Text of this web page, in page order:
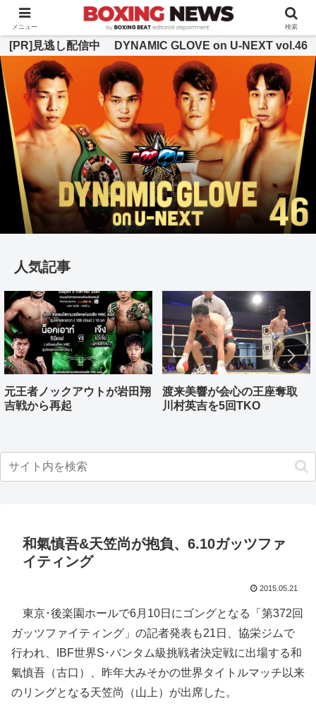
BOXING BEAT [ボクシング・ビート] 公式サイト
[PR]見逃し配信中 DYNAMIC GLOVE on U-NEXT vol.46
人気記事
元王者ノックアウトが岩田翔
吉戦から再起
渡来美響が会心の王座奪取
川村英吉を5回TKO
和氣慎吾&天笠尚が抱負、6.10ガッツファ
イティング
2015.05.21
東京･後楽園ホールで6月10日にゴングとなる「第372回
ガッツファイティング」の記者発表も21日、協栄ジムで
行われ、IBF世界S･バンタム級挑戦者決定戦に出場する和
氣慎吾（古口）、昨年大みそかの世界タイトルマッチ以来
のリングとなる天笠尚（山上）が出席した。
メニュー 検索